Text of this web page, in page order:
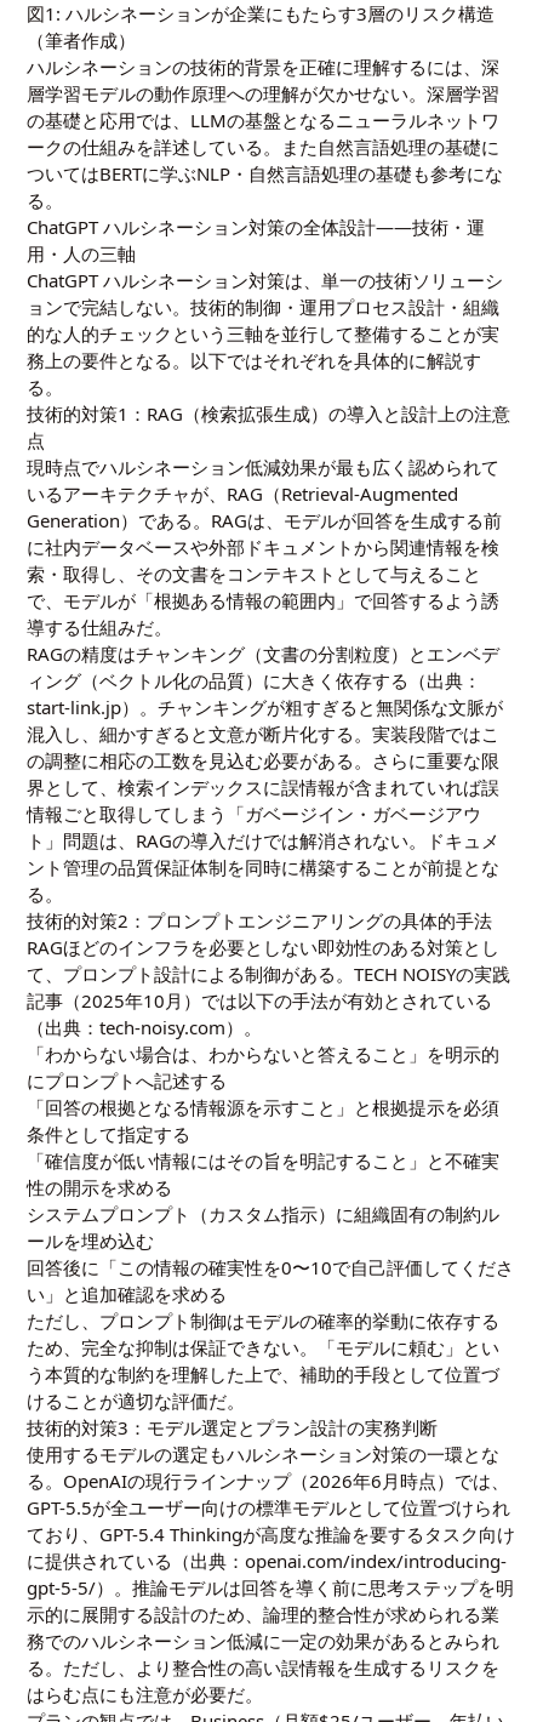
図1: ハルシネーションが企業にもたらす3層のリスク構造
（筆者作成）
ハルシネーションの技術的背景を正確に理解するには、深
層学習モデルの動作原理への理解が欠かせない。深層学習
の基礎と応用では、LLMの基盤となるニューラルネットワ
ークの仕組みを詳述している。また自然言語処理の基礎に
ついてはBERTに学ぶNLP・自然言語処理の基礎も参考にな
る。
ChatGPT ハルシネーション対策の全体設計――技術・運
用・人の三軸
ChatGPT ハルシネーション対策は、単一の技術ソリューシ
ョンで完結しない。技術的制御・運用プロセス設計・組織
的な人的チェックという三軸を並行して整備することが実
務上の要件となる。以下ではそれぞれを具体的に解説す
る。
技術的対策1：RAG（検索拡張生成）の導入と設計上の注意
点
現時点でハルシネーション低減効果が最も広く認められて
いるアーキテクチャが、RAG（Retrieval-Augmented
Generation）である。RAGは、モデルが回答を生成する前
に社内データベースや外部ドキュメントから関連情報を検
索・取得し、その文書をコンテキストとして与えること
で、モデルが「根拠ある情報の範囲内」で回答するよう誘
導する仕組みだ。
RAGの精度はチャンキング（文書の分割粒度）とエンベデ
ィング（ベクトル化の品質）に大きく依存する（出典：
start-link.jp）。チャンキングが粗すぎると無関係な文脈が
混入し、細かすぎると文意が断片化する。実装段階ではこ
の調整に相応の工数を見込む必要がある。さらに重要な限
界として、検索インデックスに誤情報が含まれていれば誤
情報ごと取得してしまう「ガベージイン・ガベージアウ
ト」問題は、RAGの導入だけでは解消されない。ドキュメ
ント管理の品質保証体制を同時に構築することが前提とな
る。
技術的対策2：プロンプトエンジニアリングの具体的手法
RAGほどのインフラを必要としない即効性のある対策とし
て、プロンプト設計による制御がある。TECH NOISYの実践
記事（2025年10月）では以下の手法が有効とされている
（出典：tech-noisy.com）。
「わからない場合は、わからないと答えること」を明示的
にプロンプトへ記述する
「回答の根拠となる情報源を示すこと」と根拠提示を必須
条件として指定する
「確信度が低い情報にはその旨を明記すること」と不確実
性の開示を求める
システムプロンプト（カスタム指示）に組織固有の制約ル
ールを埋め込む
回答後に「この情報の確実性を0〜10で自己評価してくださ
い」と追加確認を求める
ただし、プロンプト制御はモデルの確率的挙動に依存する
ため、完全な抑制は保証できない。「モデルに頼む」とい
う本質的な制約を理解した上で、補助的手段として位置づ
けることが適切な評価だ。
技術的対策3：モデル選定とプラン設計の実務判断
使用するモデルの選定もハルシネーション対策の一環とな
る。OpenAIの現行ラインナップ（2026年6月時点）では、
GPT-5.5が全ユーザー向けの標準モデルとして位置づけられ
ており、GPT-5.4 Thinkingが高度な推論を要するタスク向け
に提供されている（出典：openai.com/index/introducing-
gpt-5-5/）。推論モデルは回答を導く前に思考ステップを明
示的に展開する設計のため、論理的整合性が求められる業
務でのハルシネーション低減に一定の効果があるとみられ
る。ただし、より整合性の高い誤情報を生成するリスクを
はらむ点にも注意が必要だ。